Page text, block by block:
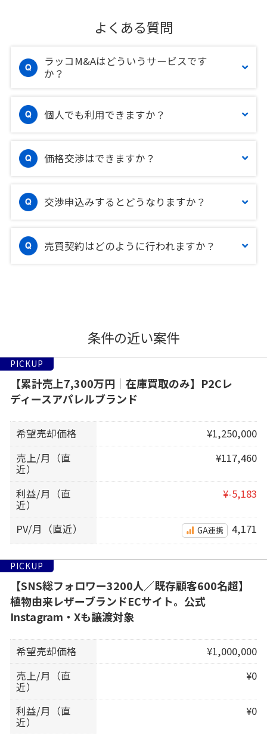
よくある質問
ラッコM&Aはどういうサービスです
か？
個人でも利用できますか？
価格交渉はできますか？
交渉申込みするとどうなりますか？
売買契約はどのように行われますか？
条件の近い案件
PICKUP
【累計売上7,300万円｜在庫買取のみ】P2Cレ
ディースアパレルブランド
希望売却価格
¥1,250,000
売上/月（直
近）
¥117,460
利益/月（直
近）
¥-5,183
PV/月（直近） GA連携 4,171
PICKUP
【SNS総フォロワー3200人／既存顧客600名超】
植物由来レザーブランドECサイト。公式
Instagram・Xも譲渡対象
希望売却価格
¥1,000,000
売上/月（直
近）
¥0
利益/月（直
近）
¥0